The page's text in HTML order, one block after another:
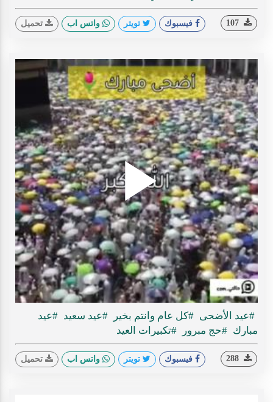
فيسبوك تويتر واتس اب تحميل
Play
#عيد الأضحى #كل عام وانتم بخير #عيد سعيد #عيد
مبارك #حج مبرور #تكبيرات العيد
فيسبوك تويتر واتس اب تحميل